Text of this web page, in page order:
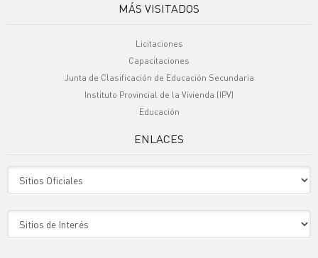
MÁS VISITADOS
Licitaciones
Capacitaciones
Junta de Clasificación de Educación Secundaria
Instituto Provincial de la Vivienda (IPV)
Educación
ENLACES